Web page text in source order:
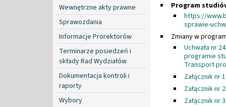
Wewnętrzne akty prawne
Sprawozdania
Informacje Prorektorów
Terminarze posiedzeń i
składy Rad Wydziałów
Dokumentacja kontroli i
raporty
Wybory
Program
https://
sprawie-
Zmiany w
Uchwała nr
programie
Transport
Załącznik nr
Załącznik nr
Załącznik nr